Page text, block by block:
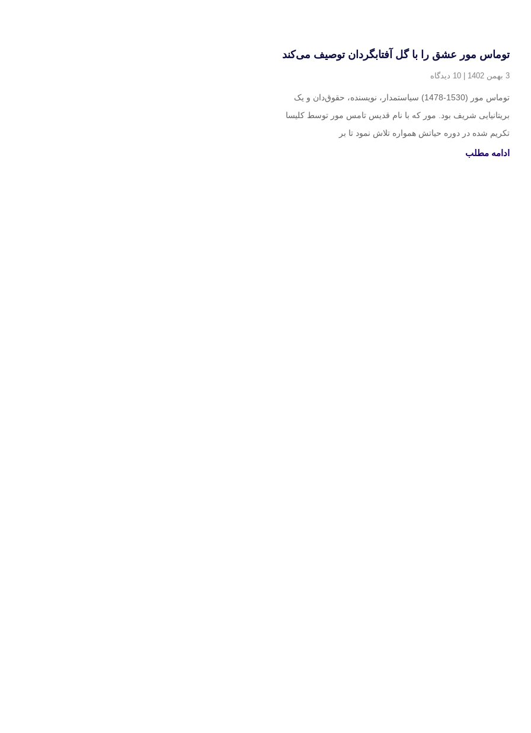
توماس مور عشق را با گل آفتابگردان توصیف می‌کند
3 بهمن 1402
توماس مور (1530-1478) سیاستمدار، نویسنده، حقوق‌دان و یک
بریتانیایی شریف بود. مور که با نام قدیس تامس مور توسط کلیسا
تکریم شده در دوره حیاتش همواره تلاش نمود تا بر
ادامه مطلب